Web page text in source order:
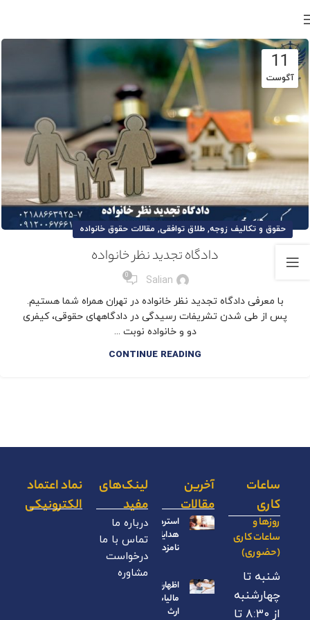
11
آگوست
حقوق و تکالیف زوجه, طلاق توافقی, مقالات حقوق خانواده
دادگاه تجدید نظر خانواده
Salian
0
با معرفی دادگاه تجدید نظر خانواده در تهران همراه شما هستیم.
پس از طی شدن تشریفات رسیدگی در دادگاههای حقوقی، کیفری
دو و خانواده نوبت ...
CONTINUE READING
ساعات
کاری
روزها و
ساعات کاری
(حضوری)
شنبه تا
چهارشنبه
از ۸:۳۰ تا
آخرین
مقالات
استرداد
هدایای
نامزدی
اظهارنامه
مالیات بر
ارث
لینک‌های
مفید
درباره ما
تماس با ما
درخواست
مشاوره
نماد اعتماد
الکترونیکی